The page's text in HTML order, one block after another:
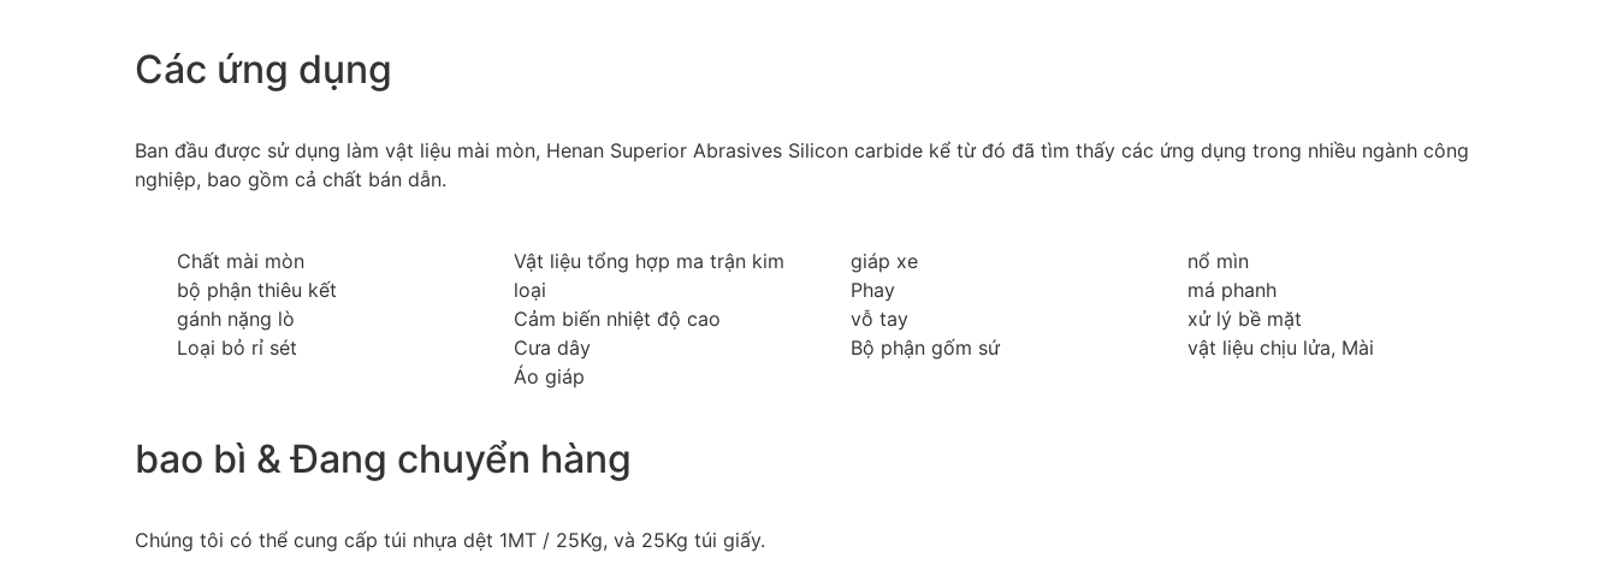
Các ứng dụng
Ban đầu được sử dụng làm vật liệu mài mòn, Henan Superior Abrasives Silicon carbide kể từ đó đã tìm thấy các ứng dụng trong nhiều ngành công
nghiệp, bao gồm cả chất bán dẫn.
Chất mài mòn
bộ phận thiêu kết
gánh nặng lò
Loại bỏ rỉ sét
Vật liệu tổng hợp ma trận kim
loại
Cảm biến nhiệt độ cao
Cưa dây
Áo giáp
giáp xe
Phay
vỗ tay
Bộ phận gốm sứ
nổ mìn
má phanh
xử lý bề mặt
vật liệu chịu lửa, Mài
bao bì & Đang chuyển hàng
Chúng tôi có thể cung cấp túi nhựa dệt 1MT / 25Kg, và 25Kg túi giấy.